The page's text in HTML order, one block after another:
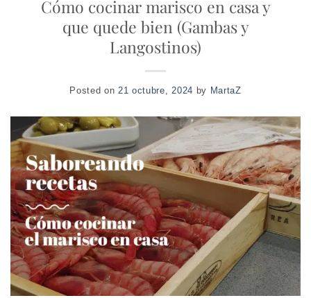
Cómo cocinar marisco en casa y
que quede bien (Gambas y
Langostinos)
Posted on21 octubre, 2024 by MartaZ